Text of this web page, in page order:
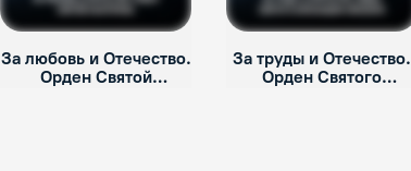
За любовь и Отечество.
Орден Святой
За труды и Отечество.
Орден Святого